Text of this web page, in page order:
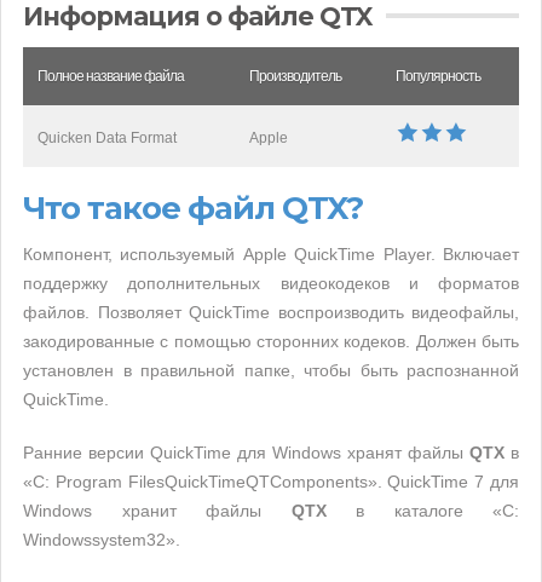
Информация о файле QTX
Полное название файла Производитель Популярность
Quicken Data Format Apple
Что такое файл QTX?
Компонент, используемый Apple QuickTime Player. Включает
поддержку дополнительных видеокодеков и форматов
файлов. Позволяет QuickTime воспроизводить видеофайлы,
закодированные с помощью сторонних кодеков. Должен быть
установлен в правильной папке, чтобы быть распознанной
QuickTime.
Ранние версии QuickTime для Windows хранят файлы QTX в
«C: Program FilesQuickTimeQTComponents». QuickTime 7 для
Windows хранит файлы QTXв каталоге «C:
Windowssystem32».